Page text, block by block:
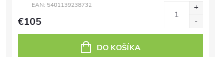
EAN: 5401139238732
€105
DO KOŠÍKA